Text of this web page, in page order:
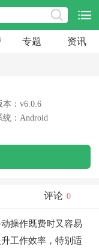
专题 资讯
本：v6.0.6
统：Android
评论 0
操作既费时又容易
工作效率，特别适